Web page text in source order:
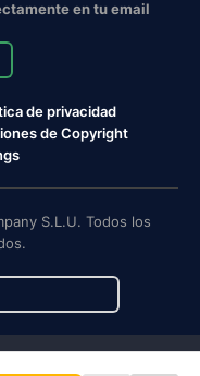
en tu email
de privacidad
de Copyright
S.L.U. Todos los